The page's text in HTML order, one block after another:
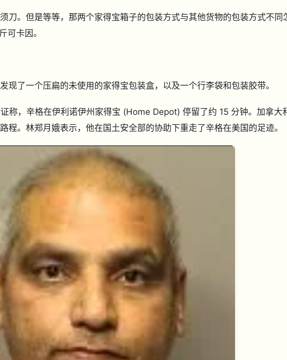
刀。但是等等，那两个家得宝箱子的包装方式与其他货物的包装方式不同
可卡因。
现了一个压扁的未使用的家得宝包装盒，以及一个行李袋和包装胶带。
称，辛格在伊利诺伊州家得宝 (Home Depot) 停留了约 15 分钟。加拿大
程。林郑月娥表示，他在国土安全部的协助下重走了辛格在美国的足迹。